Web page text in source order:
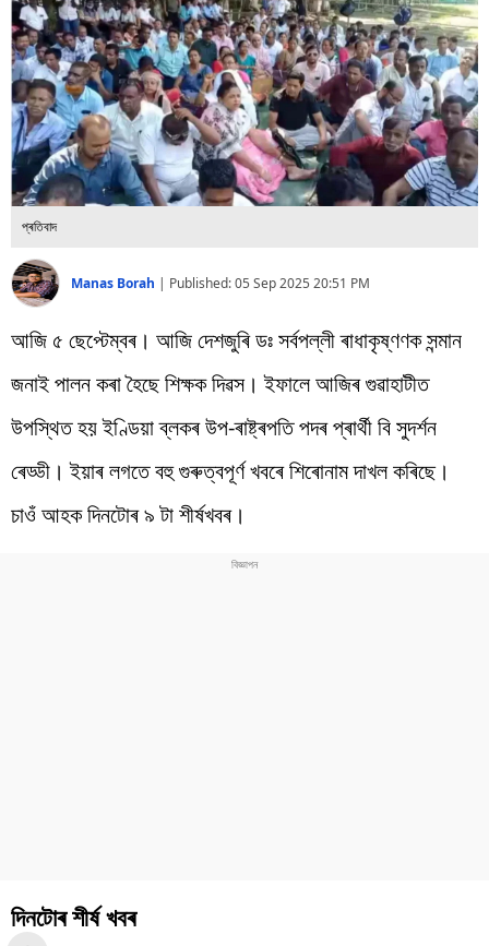
বিশ্ব
প্ৰযুক্তি
Videos
প্ৰতিবাদ
Manas Borah | Published:05 Sep 2025 20:51 PM
আজি ৫ ছেপ্টেম্বৰ। আজি দেশজুৰি ডঃ সৰ্বপল্লী ৰাধাকৃষ্ণণক সন্মান
জনাই পালন কৰা হৈছে শিক্ষক দিৱস। ইফালে আজিৰ গুৱাহাটীত
উপস্থিত হয় ইণ্ডিয়া ব্লকৰ উপ-ৰাষ্ট্ৰপতি পদৰ প্ৰাৰ্থী বি সুদৰ্শন
ৰেড্ডী। ইয়াৰ লগতে বহু গুৰুত্বপূৰ্ণ খবৰে শিৰোনাম দাখল কৰিছে।
চাওঁ আহক দিনটোৰ ৯ টা শীৰ্ষখবৰ।
দিনটোৰ শীৰ্ষ খবৰ